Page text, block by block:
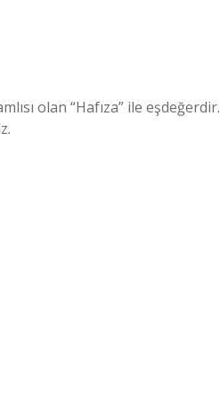
olan “Hafıza” ile eşdeğerdir.